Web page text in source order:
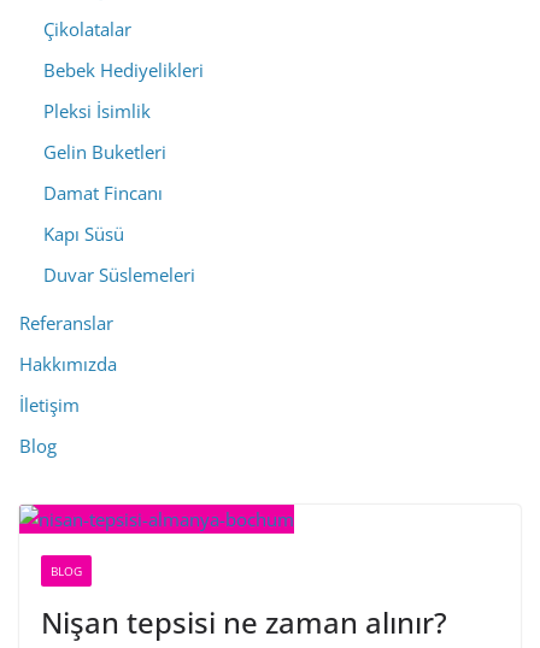
Çikolatalar
Bebek Hediyelikleri
Pleksi İsimlik
Gelin Buketleri
Damat Fincanı
Kapı Süsü
Duvar Süslemeleri
Referanslar
Hakkımızda
İletişim
Blog
BLOG
Nişan tepsisi ne zaman alınır?